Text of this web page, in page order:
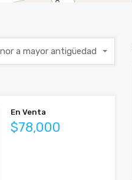
a mayor antigüedad
En Venta
$78,000